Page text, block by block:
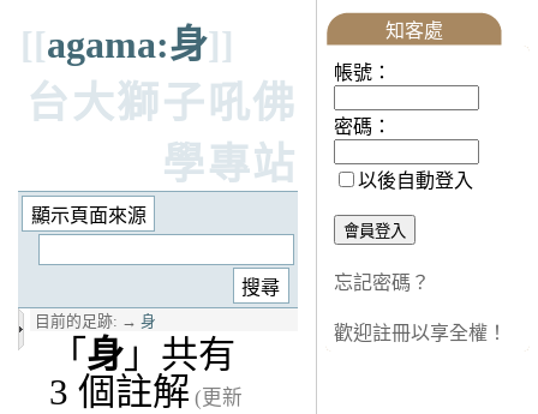
[[agama:身]]
台大獅子吼佛
學專站
目前的足跡: → 身
「 身 」共有
3 個註解 (更新
知客處
帳號：
密碼：
以後自動登入
忘記密碼？
歡迎註冊以享全權！